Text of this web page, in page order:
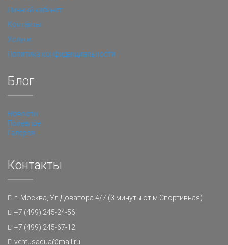
Личный кабинет
Контакты
Услуги
Политика конфиденциальности
Блог
Новости
Полезное
Галерея
Контакты
г. Москва, Ул.Доватора 4/7 (3 минуты от м.Спортивная)
+7 (499) 245-24-56
+7 (499) 245-67-12
ventusaqua@mail.ru